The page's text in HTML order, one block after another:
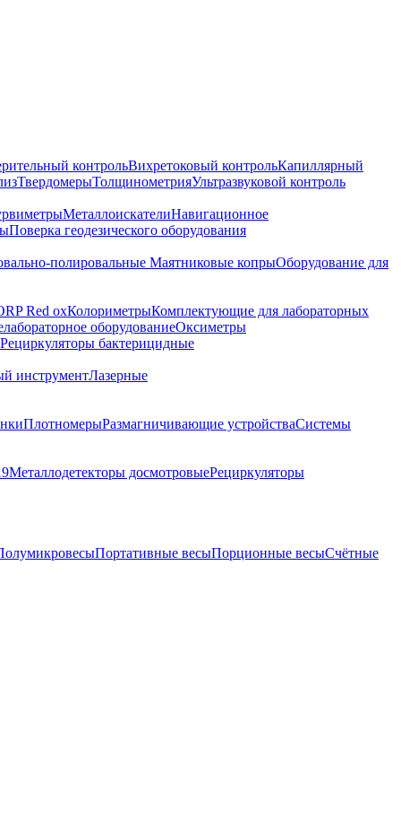
контрольВихретоковый контрольКапиллярный
ТвердомерыТолщинометрияУльтразвуковой контроль
МеталлоискателиНавигационное
Поверка геодезического оборудования
полировальные Маятниковые копрыОборудование для
Red oxКолориметрыКомплектующие для лабораторных
оборудованиеОксиметры
Рециркуляторы бактерицидные
инструментЛазерные
ПлотномерыРазмагничивающие устройстваСистемы
Металлодетекторы досмотровыеРециркуляторы
Портативные весыПорционные весыСчётные